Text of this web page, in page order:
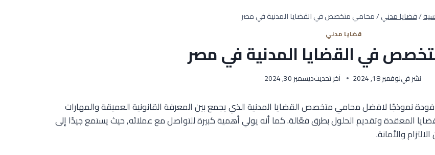
/قضايا مدني/محامي متخصص في القضايا المدنية في مصر
قضايا مدني
في القضايا المدنية في مصر
نشر فينوفمبر 18, 2024 آخر تحديثديسمبر 30, 2024
نموذجًا لافضل محامي متخصص القضايا المدنية الذي يجمع بين المعرفة القانونية العميقة والمهارات
المعقدة وتقديم الحلول بطرق فعّالة. كما أنه يولي أهمية كبيرة للتواصل مع عملائه, حيث يستمع جيدًا إلى
والأمانة.